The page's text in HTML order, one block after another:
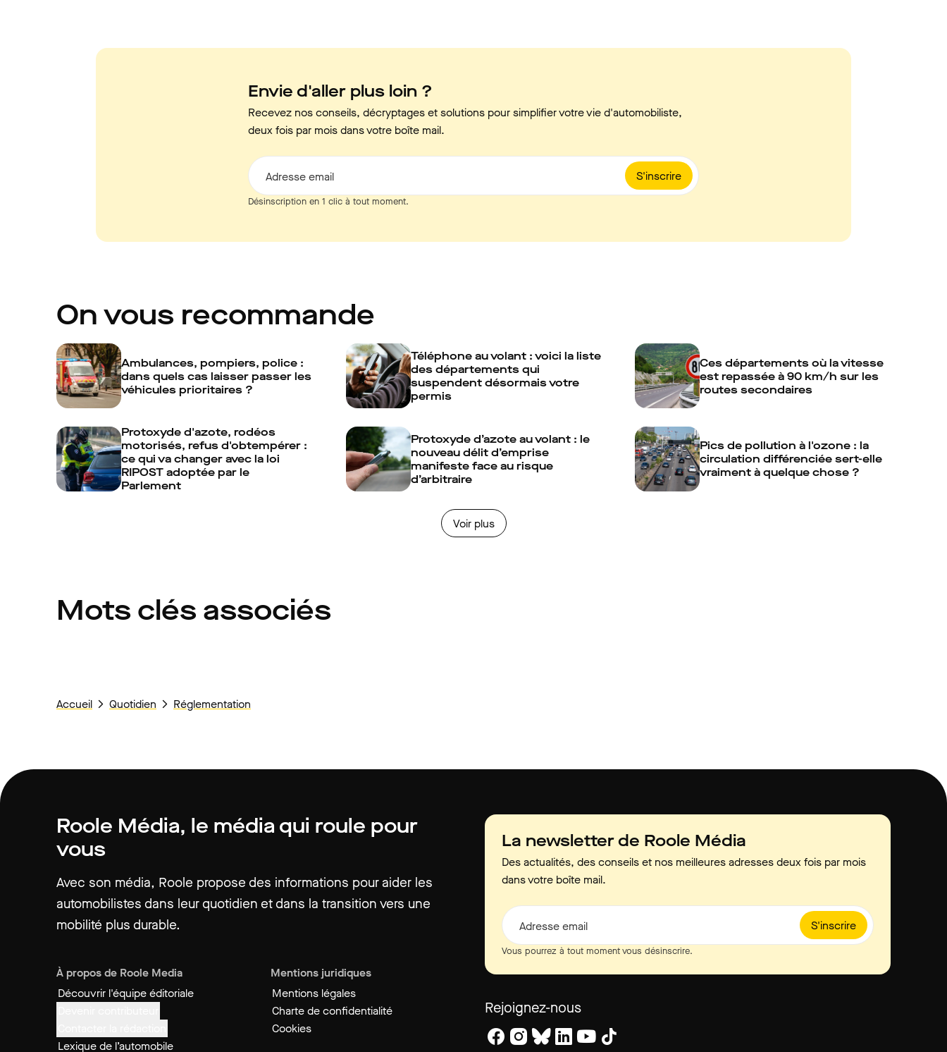
Envie d'aller plus loin ?
Recevez nos conseils, décryptages et solutions pour simplifier votre vie d'automobiliste,
deux fois par mois dans votre boîte mail.
S'inscrire
Adresse email
Désinscription en 1 clic à tout moment.
On vous recommande
Ambulances, pompiers, police :
dans quels cas laisser passer les
véhicules prioritaires ?
Téléphone au volant : voici la liste
des départements qui
suspendent désormais votre
permis
Ces départements où la vitesse
est repassée à 90 km/h sur les
routes secondaires
Protoxyde d'azote, rodéos
motorisés, refus d'obtempérer :
ce qui va changer avec la loi
RIPOST adoptée par le
Parlement
Protoxyde d’azote au volant : le
nouveau délit d’emprise
manifeste face au risque
d’arbitraire
Pics de pollution à l'ozone : la
circulation différenciée sert-elle
vraiment à quelque chose ?
Voir plus
Mots clés associés
Accueil Quotidien Réglementation
Roole Média, le média qui roule pour
vous
Avec son média, Roole propose des informations pour aider les
automobilistes dans leur quotidien et dans la transition vers une
mobilité plus durable.
À propos de Roole Media
Découvrir l'équipe éditoriale
Lexique de l’automobile
Mentions juridiques
Mentions légales
Charte de confidentialité
Cookies
La newsletter de Roole Média
Des actualités, des conseils et nos meilleures adresses deux fois par mois
dans votre boîte mail.
S'inscrire
Adresse email
Vous pourrez à tout moment vous désinscrire.
Rejoignez-nous